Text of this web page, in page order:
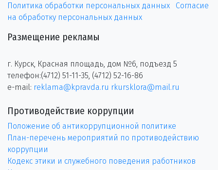
Политика обработки персональных данных
Согласие
на обработку персональных данных
Размещение рекламы
г. Курск, Красная площадь, дом №6, подъезд 5
телефон:(4712) 51-11-35, (4712) 52-16-86
e-mail: reklama@kpravda.ru rkursklora@mail.ru
Противодействие коррупции
Положение об антикоррупционной политике
План-перечень мероприятий по противодействию
коррупции
Кодекс этики и служебного поведения работников